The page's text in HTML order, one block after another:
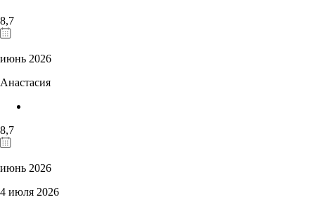
8,7
июнь 2026
Анастасия
8,7
июнь 2026
4 июля 2026